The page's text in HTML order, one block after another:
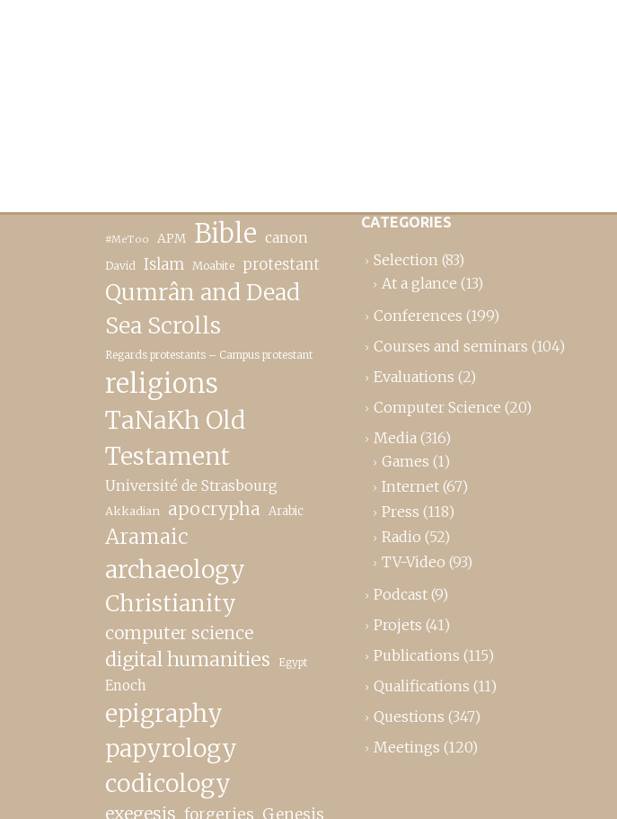
#MeToo APM Bible canon
David Islam Moabite protestant
Qumrân and Dead
Sea Scrolls
Regards protestants – Campus protestant
religions
TaNaKh Old
Testament
Université de Strasbourg
Akkadian apocrypha Arabic
Aramaic
archaeology
Christianity
computer science
digital humanities Egypt
Enoch
epigraphy
papyrology
codicology
exegesis forgeries Genesis
CATEGORIES
Selection (83)
At a glance (13)
Conferences (199)
Courses and seminars (104)
Evaluations (2)
Computer Science (20)
Media (316)
Games (1)
Internet (67)
Press (118)
Radio (52)
TV-Video (93)
Podcast (9)
Projets (41)
Publications (115)
Qualifications (11)
Questions (347)
Meetings (120)